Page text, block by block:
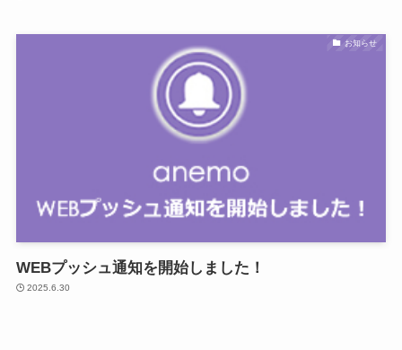
お知らせ
WEBプッシュ通知を開始しました！
2025.6.30